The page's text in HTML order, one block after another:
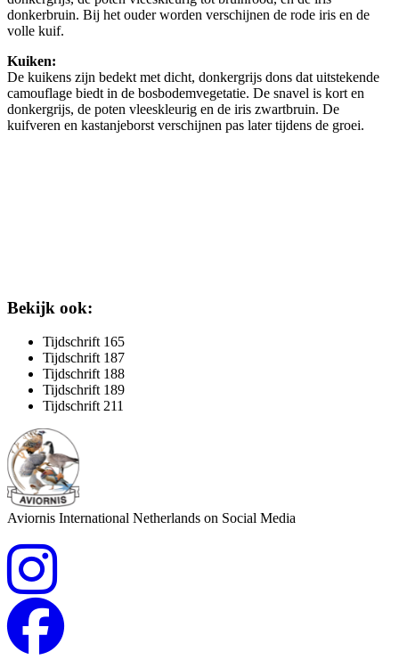
donkerbruin. Bij het ouder worden verschijnen de rode iris en de
volle kuif.
Kuiken:
De kuikens zijn bedekt met dicht, donkergrijs dons dat uitstekende
camouflage biedt in de bosbodemvegetatie. De snavel is kort en
donkergrijs, de poten vleeskleurig en de iris zwartbruin. De
kuifveren en kastanjeborst verschijnen pas later tijdens de groei.
Bekijk ook:
Tijdschrift 165
Tijdschrift 187
Tijdschrift 188
Tijdschrift 189
Tijdschrift 211
Aviornis International Netherlands on Social Media